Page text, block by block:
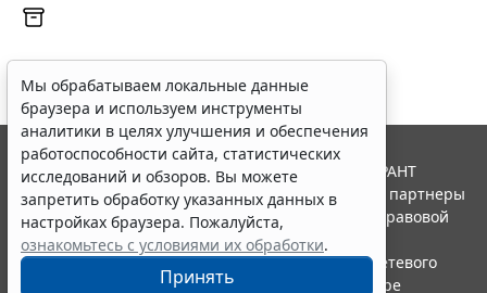
Мы обрабатываем локальные данные
браузера и используем инструменты
аналитики в целях улучшения и обеспечения
работоспособности сайта, статистических
исследований и обзоров. Вы можете
запретить обработку указанных данных в
настройках браузера. Пожалуйста,
ознакомьтесь с условиями их обработки.
Принять
© ООО "НПП "ГАРАНТ-СЕРВИС", 2026. Система ГАРАНТ
выпускается с 1990 года. Компания "Гарант" и ее партнеры
являются участниками Российской ассоциации правовой
информации ГАРАНТ.
Портал ГАРАНТ.РУ зарегистрирован в качестве сетевого
издания Федеральной службой по надзору в сфере